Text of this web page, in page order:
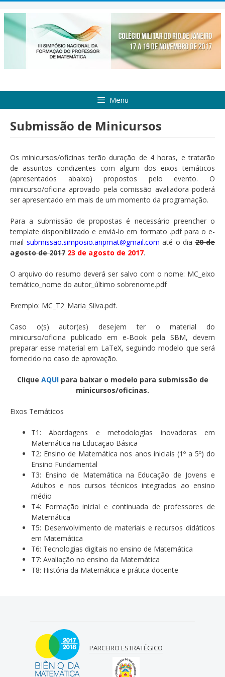
Pular
para
conteúdo
Menu
Submissão de Minicursos
Os minicursos/oficinas terão duração de 4 horas, e tratarão
de assuntos condizentes com algum dos eixos temáticos
(apresentados abaixo) propostos pelo evento. O
minicurso/oficina aprovado pela comissão avaliadora poderá
ser apresentado em mais de um momento da programação.
Para a submissão de propostas é necessário preencher o
template disponibilizado e enviá-lo em formato .pdf para o e-
mail submissao.simposio.anpmat@gmail.com até o dia20 de
agosto de 2017 23 de agosto de 2017.
O arquivo do resumo deverá ser salvo com o nome: MC_eixo
temático_nome do autor_último sobrenome.pdf
Exemplo: MC_T2_Maria_Silva.pdf.
Caso o(s) autor(es) desejem ter o material do
minicurso/oficina publicado em e-Book pela SBM, devem
preparar esse material em LaTeX, seguindo modelo que será
fornecido no caso de aprovação.
Clique AQUIpara baixar o modelo para submissão de
minicursos/oficinas.
Eixos Temáticos
T1: Abordagens e metodologias inovadoras em
Matemática na Educação Básica
T2: Ensino de Matemática nos anos iniciais (1º a 5º) do
Ensino Fundamental
T3: Ensino de Matemática na Educação de Jovens e
Adultos e nos cursos técnicos integrados ao ensino
médio
T4: Formação inicial e continuada de professores de
Matemática
T5: Desenvolvimento de materiais e recursos didáticos
em Matemática
T6: Tecnologias digitais no ensino de Matemática
T7: Avaliação no ensino da Matemática
T8: História da Matemática e prática docente
PARCEIRO ESTRATÉGICO